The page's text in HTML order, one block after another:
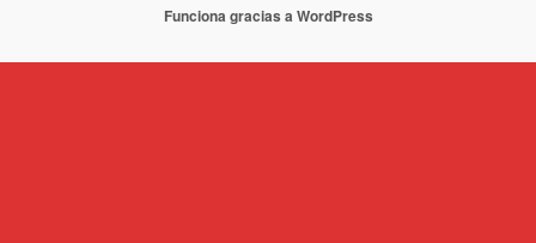
Funciona gracias a WordPress